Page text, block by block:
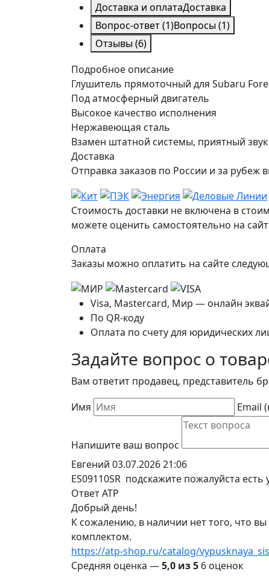
Доставка и оплатаДоставка
Вопрос-ответ(1)Вопросы (1)
Отзывы (6)
Подробное описание
Глушитель прямоточный для Subaru
Под атмосферный двигатель
Высокое качество исполнения
Нержавеющая сталь
Взамен штатной системы, приятный звук
Доставка
Отправка заказов по России и за
Стоимость доставки не включена в
можете оценить самостоятельно на
Оплата
Заказы можно оплатить на сайте
Visa, Mastercard, Мир — онлайн
По QR-коду
Оплата по счету для юридических
Задайте вопрос о
Вам ответит продавец, представитель
Имя
Email
Напишите ваш вопрос
Евгений 03.07.2026 21:06
ES09110SR подскажите пожалуйста
Ответ ATP
Добрый день!
К сожалению, в наличии нет того, что
комплектом.
https://atp-shop.ru/catalog/
Средняя оценка —5,0 из 5 6 оценок